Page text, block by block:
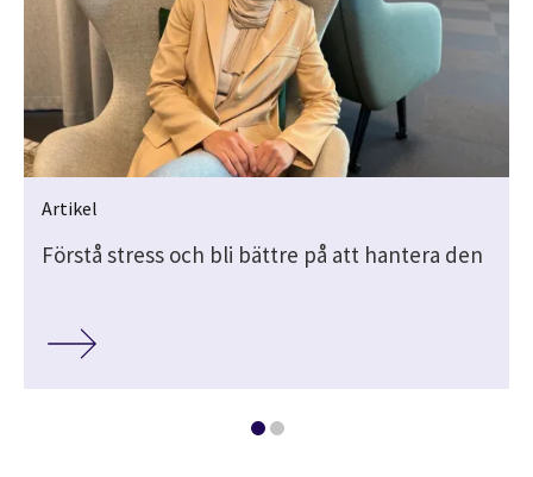
Artikel
Förstå stress och bli bättre på att hantera den